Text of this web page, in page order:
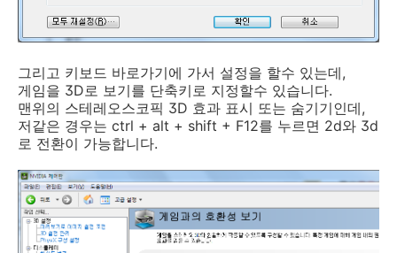
그리고 키보드 바로가기에 가서 설정을 할수 있는데,
게임을 3D로 보기를 단축키로 지정할수 있습니다.
맨위의 스테레오스코픽 3D 효과 표시 또는 숨기기인데,
저같은 경우는 ctrl + alt + shift + F12를 누르면 2d와 3d
로 전환이 가능합니다.